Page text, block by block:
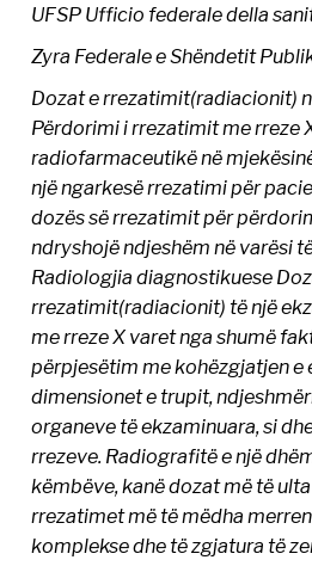
UFSP Ufficio federale della
Zyra Federale e Shëndetit
Dozat e rrezatimit(radiacionit)
Përdorimi i rrezatimit me rreze
radiofarmaceutikë në
një ngarkesë rrezatimi për
dozës së rrezatimit për
ndryshojë ndjeshëm në varësi
Radiologjia diagnostikuese
rrezatimit(radiacionit) të një
me rreze X varet nga shumë
përpjesëtim me kohëzgjatjen e
dimensionet e trupit,
organeve të ekzaminuara, si
rrezeve. Radiografitë e një
këmbëve, kanë dozat më të
rrezatimet më të mëdha
komplekse dhe të zgjatura të